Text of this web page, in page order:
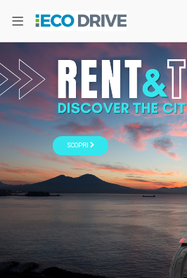
SCOPRI